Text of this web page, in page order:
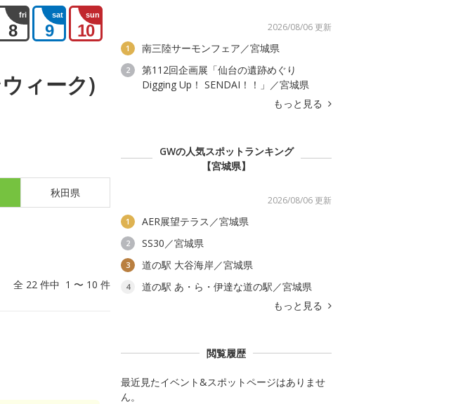
fri
8
sat
9
sun
10
ィーク)
秋田県
全 22 件中 1 〜 10 件
2026/08/06 更新
1 南三陸サーモンフェア／宮城県
2
第112回企画展「仙台の遺跡めぐり
Digging Up！ SENDAI！！」／宮城県
もっと見る
GWの人気スポットランキング
【宮城県】
2026/08/06 更新
1 AER展望テラス／宮城県
2 SS30／宮城県
3 道の駅 大谷海岸／宮城県
4
道の駅 あ・ら・伊達な道の駅／宮城県
もっと見る
閲覧履歴
最近見たイベント&スポットページはありませ
ん。